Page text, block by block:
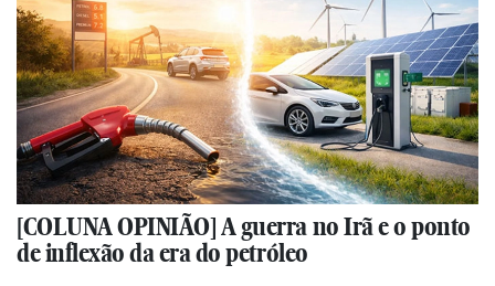
[COLUNA OPINIÃO] A guerra no Irã e o ponto
de inflexão da era do petróleo